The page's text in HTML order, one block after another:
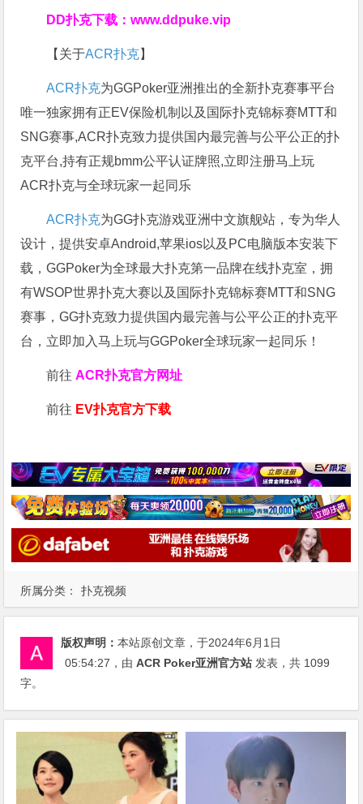
所属分类： 扑克视频
DD扑克下载：www.ddpuke.vip
【关于ACR扑克】
ACR扑克为GGPoker亚洲推出的全新扑克赛事平台
唯一独家拥有正EV保险机制以及国际扑克锦标赛MTT和
SNG赛事,ACR扑克致力提供国内最完善与公平公正的扑
克平台,持有正规bmm公平认证牌照,立即注册马上玩
ACR扑克与全球玩家一起同乐
ACR扑克为GG扑克游戏亚洲中文旗舰站，专为华人
设计，提供安卓Android,苹果ios以及PC电脑版本安装下
载，GGPoker为全球最大扑克第一品牌在线扑克室，拥
有WSOP世界扑克大赛以及国际扑克锦标赛MTT和SNG
赛事，GG扑克致力提供国内最完善与公平公正的扑克平
台，立即加入马上玩与GGPoker全球玩家一起同乐！
前往ACR扑克官方网址
前往 EV扑克官方下载
版权声明：本站原创文章，于2024年6月1日
05:54:27 ，由ACR Poker亚洲官方站 发表，共 1099
字。